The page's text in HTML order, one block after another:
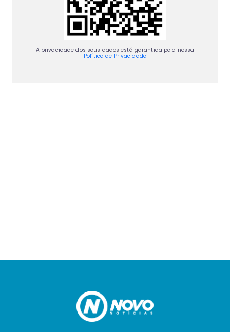
A privacidade dos seus dados está garantida pela nossa
Política de Privacidade